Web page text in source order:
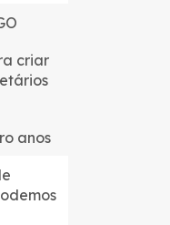
criar
anos